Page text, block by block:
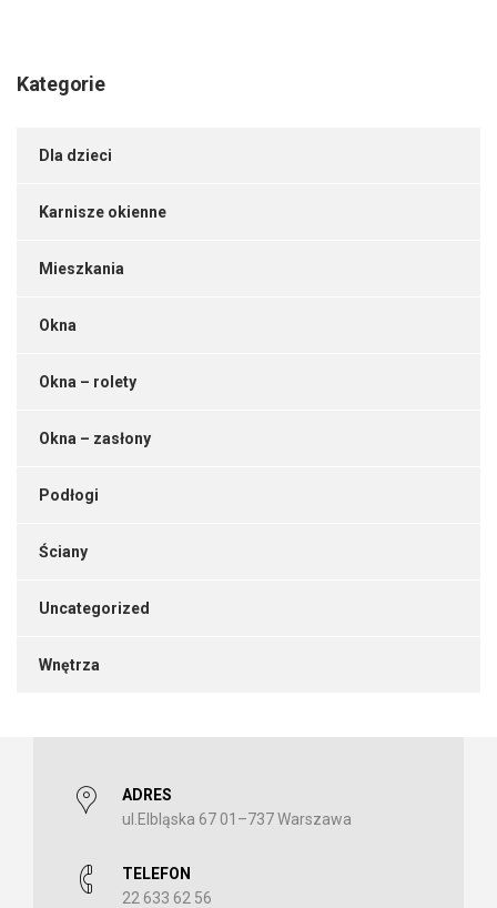
Kategorie
Dla dzieci
Karnisze okienne
Mieszkania
Okna
Okna – rolety
Okna – zasłony
Podłogi
Ściany
Uncategorized
Wnętrza
ADRES
ul.Elbląska 67 01–737 Warszawa
TELEFON
22 633 62 56